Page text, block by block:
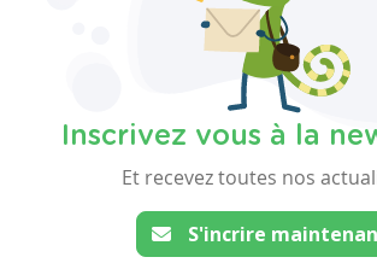
Inscrivez vous à la
Et recevez toutes nos
S'incrire